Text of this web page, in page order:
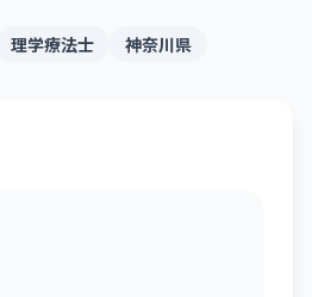
理学療法士 神奈川県